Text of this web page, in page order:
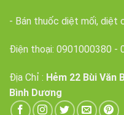
- Bán thuốc diệt mối, diệt
Điện thoại: 0901000380 -
Địa Chỉ : Hẻm 22 Bùi Văn
Bình Dương